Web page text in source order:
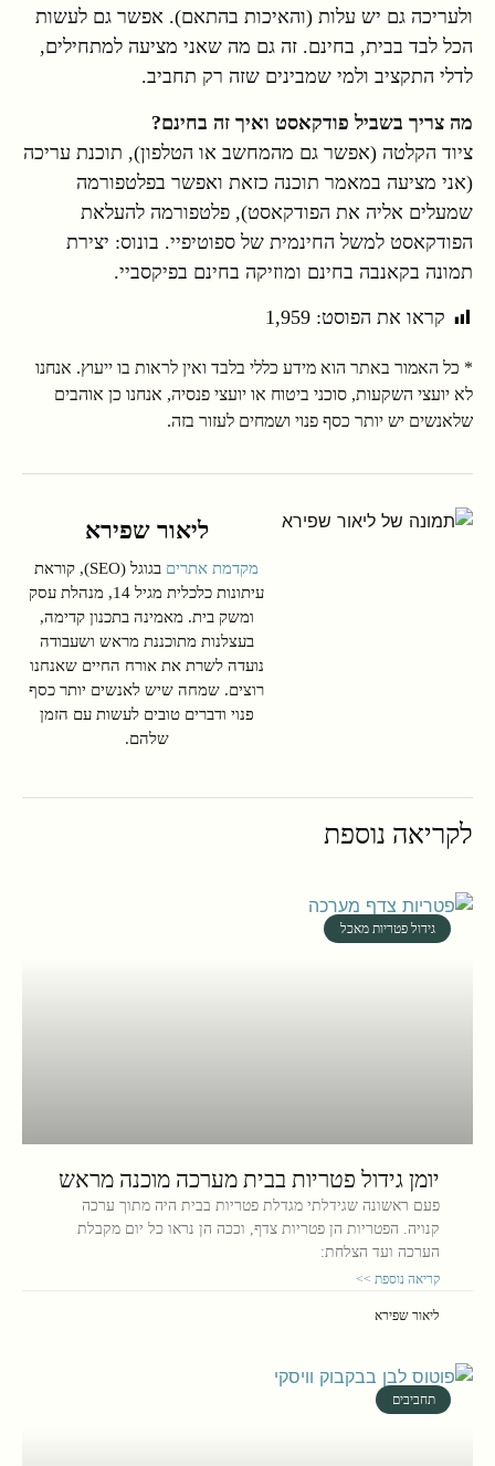
ולעריכה גם יש עלות (והאיכות בהתאם). אפשר גם לעשות
הכל לבד בבית, בחינם. זה גם מה שאני מציעה למתחילים,
לדלי התקציב ולמי שמבינים שזה רק תחביב.
מה צריך בשביל פודקאסט ואיך זה בחינם?
ציוד הקלטה (אפשר גם מהמחשב או הטלפון), תוכנת עריכה
(אני מציעה במאמר תוכנה כזאת ואפשר בפלטפורמה
שמעלים אליה את הפודקאסט), פלטפורמה להעלאת
הפודקאסט למשל החינמית של ספוטיפיי. בונוס: יצירת
תמונה בקאנבה בחינם ומוזיקה בחינם בפיקסביי.
קראו את הפוסט: 1,959
* כל האמור באתר הוא מידע כללי בלבד ואין לראות בו ייעוץ. אנחנו
לא יועצי השקעות, סוכני ביטוח או יועצי פנסיה, אנחנו כן אוהבים
שלאנשים יש יותר כסף פנוי ושמחים לעזור בזה.
ליאור שפירא
מקדמת אתרים
בגוגל (SEO), קוראת
עיתונות כלכלית מגיל 14, מנהלת עסק
ומשק בית. מאמינה בתכנון קדימה,
בעצלנות מתוכננת מראש ושעבודה
נועדה לשרת את אורח החיים שאנחנו
רוצים. שמחה שיש לאנשים יותר כסף
פנוי ודברים טובים לעשות עם הזמן
שלהם.
לקריאה נוספת
גידול פטריות מאכל
יומן גידול פטריות בבית מערכה מוכנה מראש
פעם ראשונה שגידלתי מגדלת פטריות בבית היה מתוך ערכה
קנויה. הפטריות הן פטריות צדף, וככה הן נראו כל יום מקבלת
הערכה ועד הצלחת:
קריאה נוספת >>
ליאור שפירא
תחביבים